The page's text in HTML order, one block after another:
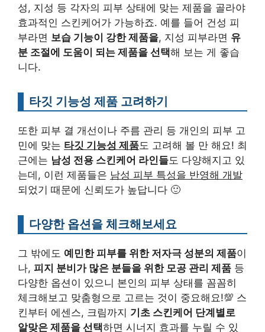
성, 지성 등 각자의 피부 상태에 맞는 제품을 골라야
효과적인 스킨케어가 가능하죠. 예를 들어 건성 피
부라면 보습 기능이 강한 제품을, 지성 피부라면 유
분 조절에 도움이 되는 제품을 선택해 보는 게 좋습
니다.
타깃 기능성 제품 고려하기
또한 피부 결 개선이나 주름 관리 등 개인의 피부 고
민에 맞는 타깃 기능성 제품도 고려해 볼 만 해요! 최
근에는 남성 전용 스킨케어 라인들도 다양해지고 있
는데, 이런 제품들은 남성 피부 특성을 반영해 개발
되었기 때문에 신뢰도가 높답니다 🙂
다양한 옵션을 체크해보세요
그 밖에도 예민한 피부를 위한 저자극 성분의 제품이
나, 피지 분비가 많은 분들을 위한 모공 관리 제품 등
다양한 옵션이 있으니 본인의 피부 상태를 꼼꼼히
체크해보고 맞춤형으로 고르는 것이 중요해요!💯 스
킨부터 에센스, 크림까지 기초 스킨케어 단계별로
알맞은 제품을 선택하면 시너지 효과를 누릴 수 있